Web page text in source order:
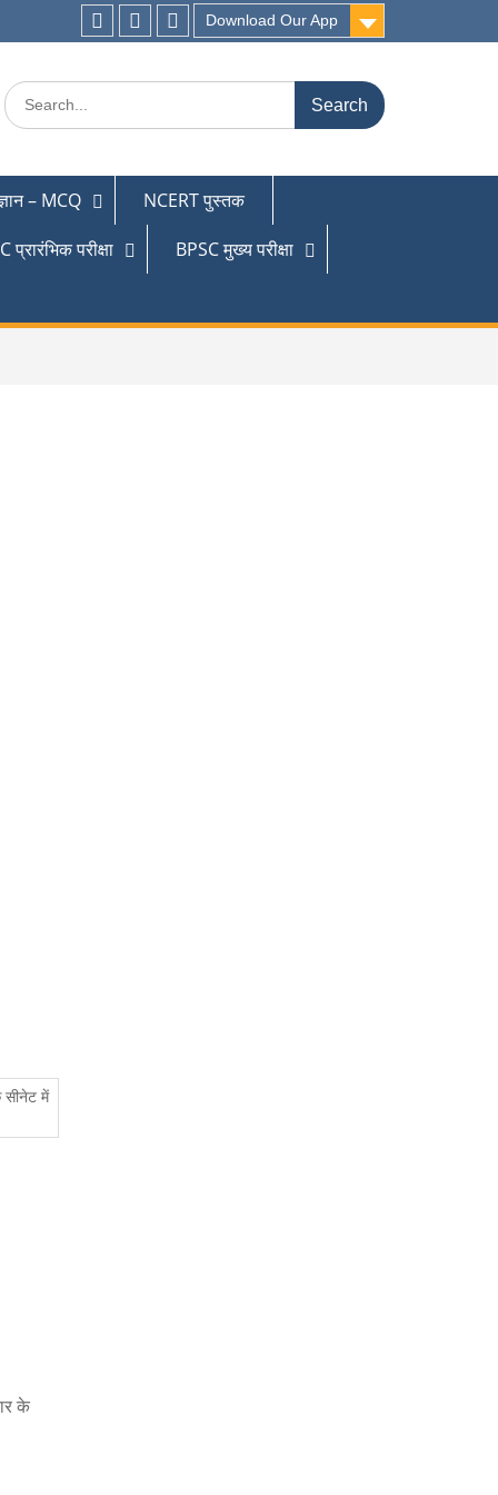
Download Our App
– MCQ
NCERT पुस्तक
प्रारंभिक परीक्षा
BPSC मुख्य परीक्षा
सीनेट में
के